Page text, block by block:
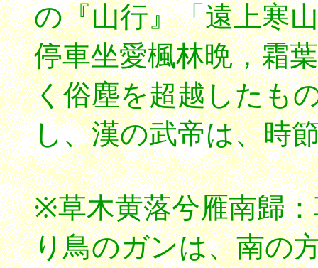
の『山行』「遠上寒
停車坐愛楓林晩，霜
く俗塵を超越したも
し、漢の武帝は、時
※草木黄落兮雁南歸
り鳥のガンは、南の